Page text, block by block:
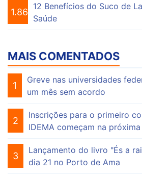
1.864
12 Benefícios do Suco de
Saúde
MAIS COMENTADOS
1
Greve nas universidades
um mês sem acordo
2
Inscrições para o primeiro
IDEMA começam na próxima
3
Lançamento do livro "És a
dia 21 no Porto de Ama